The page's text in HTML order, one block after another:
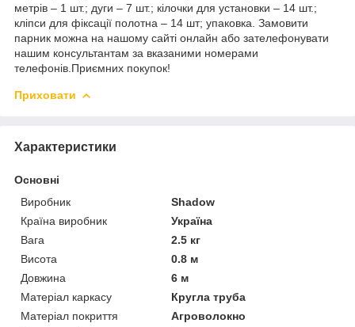
метрів – 1 шт.; дуги – 7 шт.; кілочки для установки – 14 шт.;
кліпси для фіксації полотна – 14 шт; упаковка. Замовити
парник можна на нашому сайті онлайн або зателефонувати
нашим консультантам за вказаними номерами
телефонів.Приємних покупок!
Приховати
Характеристики
Основні
Виробник
Shadow
Країна виробник
Україна
Вага
2.5 кг
Висота
0.8 м
Довжина
6 м
Матеріал каркасу
Кругла труба
Матеріал покриття
Агроволокно